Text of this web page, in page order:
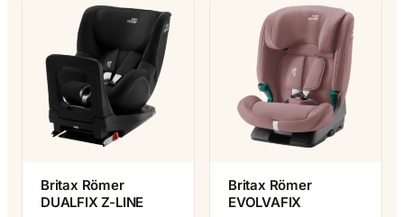
Britax Römer
DUALFIX Z-LINE
Britax Römer
EVOLVAFIX